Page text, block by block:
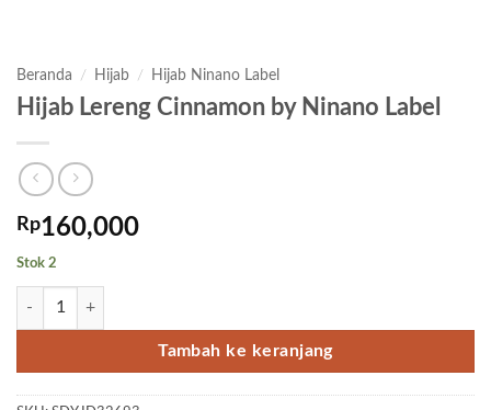
Beranda / Hijab / Hijab Ninano Label
Hijab Lereng Cinnamon by Ninano Label
Rp160,000
Stok 2
Kuantitas Hijab Lereng Cinnamon by Ninano Label
Tambah ke keranjang